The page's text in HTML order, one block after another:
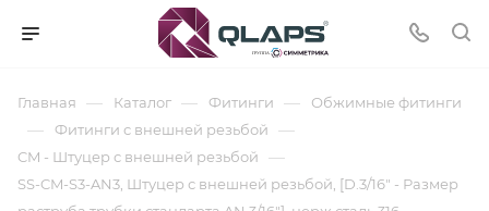
Главная — Каталог — Фитинги — Обжимные фитинги
— Фитинги с внешней резьбой —
CM - Штуцер с внешней резьбой —
SS-CM-S3-AN3, Штуцер с внешней резьбой, [D.3/16" - Размер